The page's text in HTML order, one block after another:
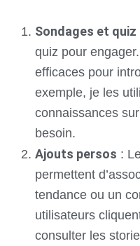
Sondages et quiz
quiz pour
efficaces pour
exemple, je les
connaissances
besoin.
Ajouts persos :
permettent
tendance ou un
utilisateurs
consulter les